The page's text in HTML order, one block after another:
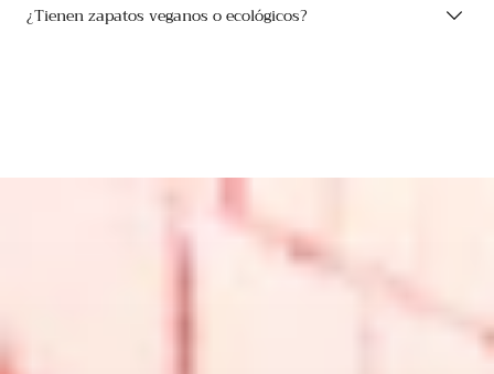
¿Tienen zapatos veganos o ecológicos?